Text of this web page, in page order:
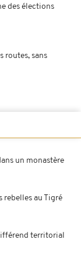
des élections
routes, sans
un monastère
rebelles au Tigré
territorial